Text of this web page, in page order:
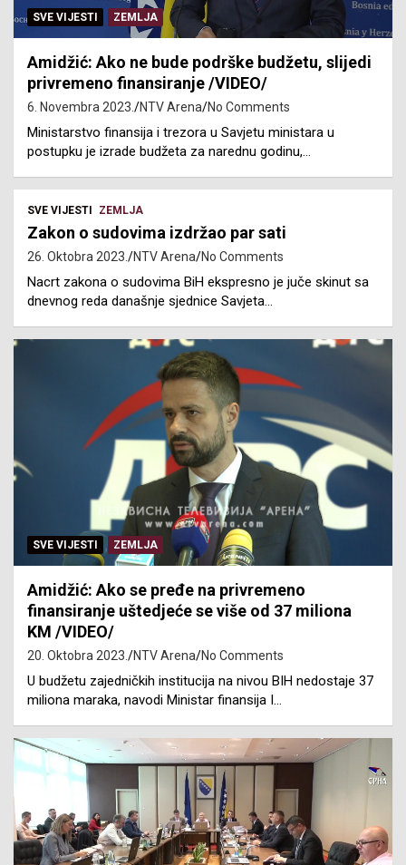
SVE VIJESTI ZEMLJA
Amidžić: Ako ne bude podrške budžetu, slijedi
privremeno finansiranje /VIDEO/
6. Novembra 2023. NTV Arena No Comments
Ministarstvo finansija i trezora u Savjetu ministara u
postupku je izrade budžeta za narednu godinu,…
SVE VIJESTI ZEMLJA
Zakon o sudovima izdržao par sati
26. Oktobra 2023. NTV Arena No Comments
Nacrt zakona o sudovima BiH ekspresno je juče skinut sa
dnevnog reda današnje sjednice Savjeta…
SVE VIJESTI ZEMLJA
Amidžić: Ako se pređe na privremeno
finansiranje uštedjeće se više od 37 miliona
KM /VIDEO/
20. Oktobra 2023. NTV Arena No Comments
U budžetu zajedničkih institucija na nivou BIH nedostaje 37
miliona maraka, navodi Ministar finansija I…